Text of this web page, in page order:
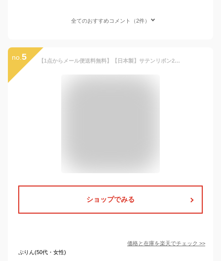
全てのおすすめコメント（2件）
no. 5 【1点からメール便送料無料】【日本製】サテンリボン2段フリルクルーソックス 子供 キッズ ベビー ジュニア 女の子 女児 ガールズ フォーマル セレモニー フリル リボン 靴下 白 発表会 結婚式 13cm 14cm 15cm 16cm 17cm 18cm 19cm 20cm 21cm 22cm 23cm 24cm
ショップでみる
価格と在庫を楽天でチェック >>
ぷりん(50代・女性)